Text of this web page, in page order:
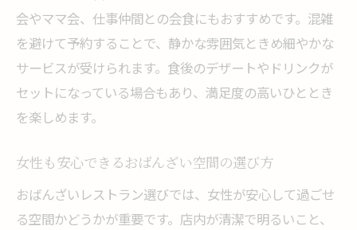
会やママ会、仕事仲間との会食にもおすすめです。混雑
を避けて予約することで、静かな雰囲気ときめ細やかな
サービスが受けられます。食後のデザートやドリンクが
セットになっている場合もあり、満足度の高いひととき
を楽しめます。
女性も安心できるおばんざい空間の選び方
おばんざいレストラン選びでは、女性が安心して過ごせ
る空間かどうかが重要です。店内が清潔で明るいこと、